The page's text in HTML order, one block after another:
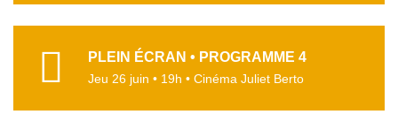
PLEIN ÉCRAN • PROGRAMME 4
Jeu 26 juin • 19h • Cinéma Juliet Berto